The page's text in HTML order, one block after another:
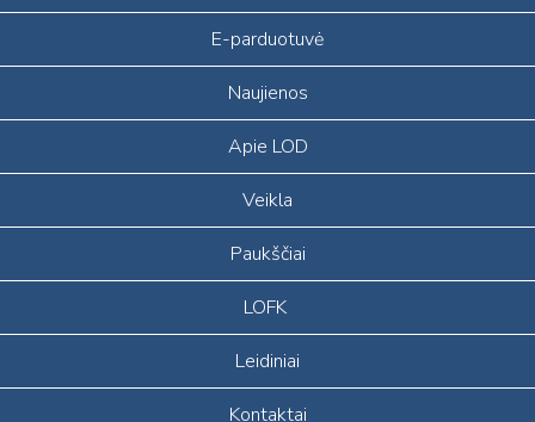
E-parduotuvė
Naujienos
Apie LOD
Veikla
Paukščiai
LOFK
Leidiniai
Kontaktai